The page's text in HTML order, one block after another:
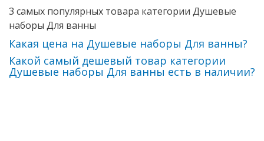
3 самых популярных товара категории Душевые
наборы Для ванны
Какая цена на Душевые наборы Для ванны?
Какой самый дешевый товар категории
Душевые наборы Для ванны есть в наличии?